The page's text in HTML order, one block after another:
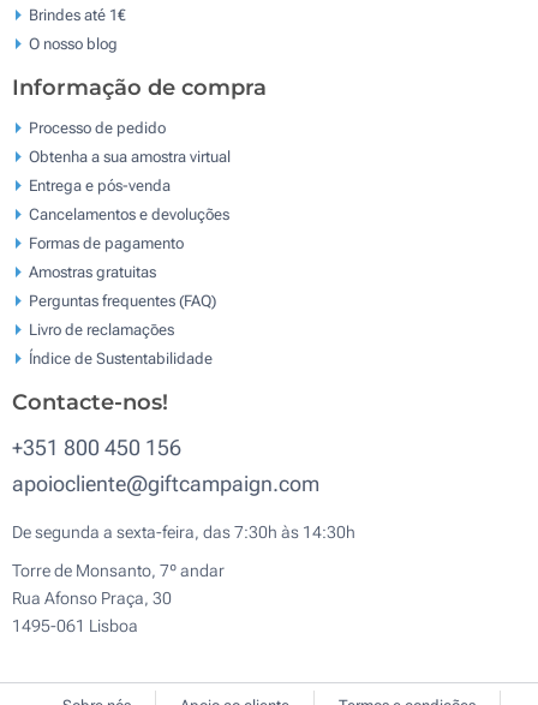
Brindes até 1€
O nosso blog
Informação de compra
Processo de pedido
Obtenha a sua amostra virtual
Entrega e pós-venda
Cancelamentos e devoluções
Formas de pagamento
Amostras gratuitas
Perguntas frequentes (FAQ)
Livro de reclamaçōes
Índice de Sustentabilidade
Contacte-nos!
+351 800 450 156
apoiocliente@giftcampaign.com
De segunda a sexta-feira, das 7:30h às 14:30h
Torre de Monsanto, 7º andar
Rua Afonso Praça, 30
1495-061 Lisboa